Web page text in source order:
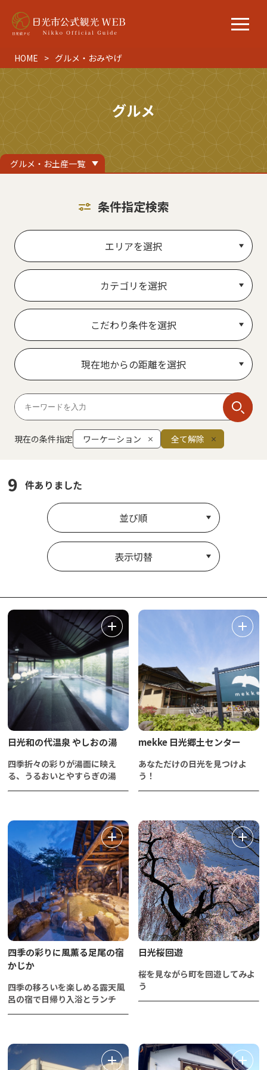
HOME グルメ・おみやげ
グルメ
グルメ・お土産一覧
条件指定検索
エリアを選択
カテゴリを選択
こだわり条件を選択
現在地からの距離を選択
現在の条件指定 ワーケーション 全て解除
9 件ありました
並び順
表示切替
日光和の代温泉 やしおの湯
四季折々の彩りが湯面に映え
る、うるおいとやすらぎの湯
mekke 日光郷土センター
あなただけの日光を見つけよ
う！
四季の彩りに風薫る足尾の宿
かじか
四季の移ろいを楽しめる露天風
呂の宿で日帰り入浴とランチ
日光桜回遊
桜を見ながら町を回遊してみよ
う